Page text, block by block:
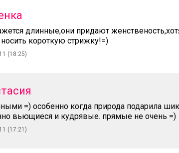
длинные,они придают
короткую стрижку!=)
(18:25)
=) особенно когда природа подарила
вьющиеся и кудрявые. прямые не очень =)
(17:21)